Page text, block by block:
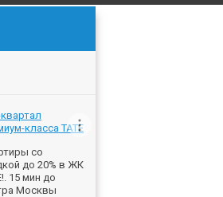
класса ТАТЕ
со
до 20% в ЖК
15 мин до
Москвы